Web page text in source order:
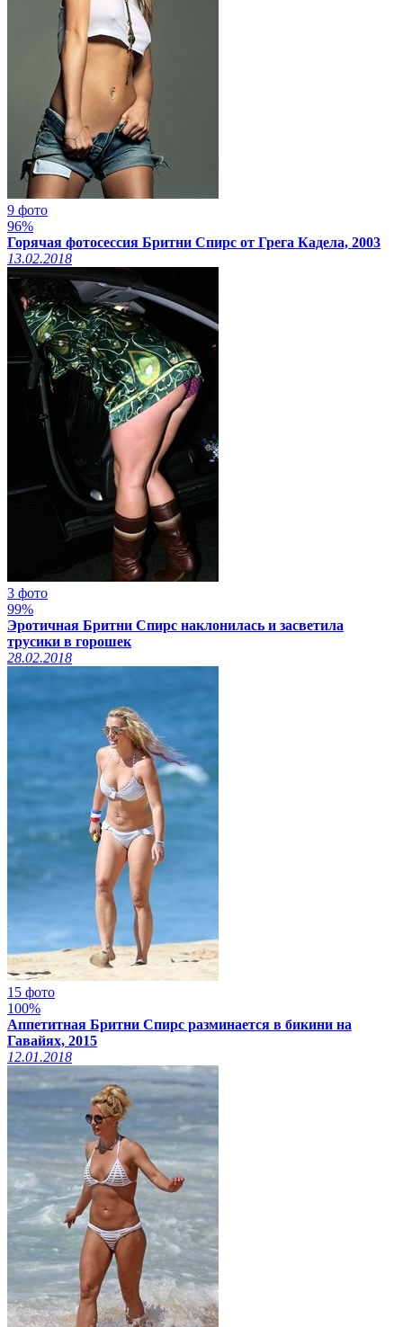
9 фото
96%
Горячая фотосессия Бритни Спирс от Грега Кадела, 2003
13.02.2018
3 фото
99%
Эротичная Бритни Спирс наклонилась и засветила
трусики в горошек
28.02.2018
15 фото
100%
Аппетитная Бритни Спирс разминается в бикини на
Гавайях, 2015
12.01.2018